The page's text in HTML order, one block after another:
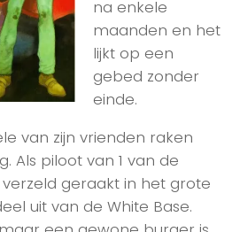
na enkele
maanden en het
lijkt op een
gebed zonder
einde.
van zijn vrienden raken
Als piloot van 1 van de
geraakt in het grote
uit van de White Base.